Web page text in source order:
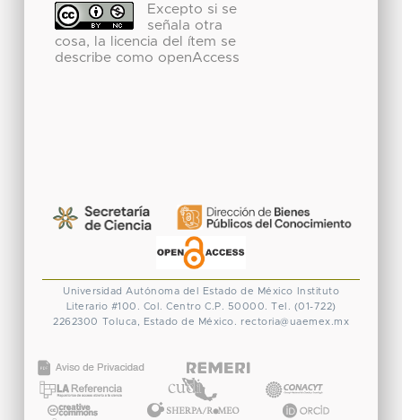
Excepto si se
señala otra
cosa, la licencia del ítem se
describe como openAccess
Universidad Autónoma del Estado de México
Instituto
Literario #100. Col. Centro C.P. 50000. Tel. (01-722)
2262300
Toluca, Estado de México. rectoria@uaemex.mx